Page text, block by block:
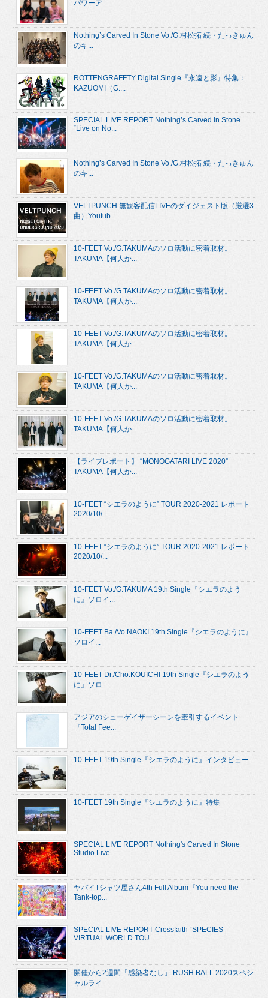
パワーア...
Nothing’s Carved In Stone Vo./G.村松拓 続・たっきゅん
のキ...
ROTTENGRAFFTY Digital Single『永遠と影』特集：
KAZUOMI（G....
SPECIAL LIVE REPORT Nothing’s Carved In Stone
“Live on No...
Nothing’s Carved In Stone Vo./G.村松拓 続・たっきゅん
のキ...
VELTPUNCH 無観客配信LIVEのダイジェスト版（厳選3
曲）Youtub...
10-FEET Vo./G.TAKUMAのソロ活動に密着取材。
TAKUMA【何人か...
10-FEET Vo./G.TAKUMAのソロ活動に密着取材。
TAKUMA【何人か...
10-FEET Vo./G.TAKUMAのソロ活動に密着取材。
TAKUMA【何人か...
10-FEET Vo./G.TAKUMAのソロ活動に密着取材。
TAKUMA【何人か...
10-FEET Vo./G.TAKUMAのソロ活動に密着取材。
TAKUMA【何人か...
【ライブレポート】 “MONOGATARI LIVE 2020”
TAKUMA【何人か...
10-FEET “シエラのように” TOUR 2020-2021 レポート
2020/10/...
10-FEET “シエラのように” TOUR 2020-2021 レポート
2020/10/...
10-FEET Vo./G.TAKUMA 19th Single『シエラのよう
に』ソロイ...
10-FEET Ba./Vo.NAOKI 19th Single『シエラのように』
ソロイ...
10-FEET Dr./Cho.KOUICHI 19th Single『シエラのよう
に』ソロ...
アジアのシューゲイザーシーンを牽引するイベント
『Total Fee...
10-FEET 19th Single『シエラのように』インタビュー
10-FEET 19th Single『シエラのように』特集
SPECIAL LIVE REPORT Nothing's Carved In Stone
Studio Live...
ヤバイTシャツ屋さん4th Full Album『You need the
Tank-top...
SPECIAL LIVE REPORT Crossfaith “SPECIES
VIRTUAL WORLD TOU...
開催から2週間「感染者なし」 RUSH BALL 2020スペシ
ャルライ...